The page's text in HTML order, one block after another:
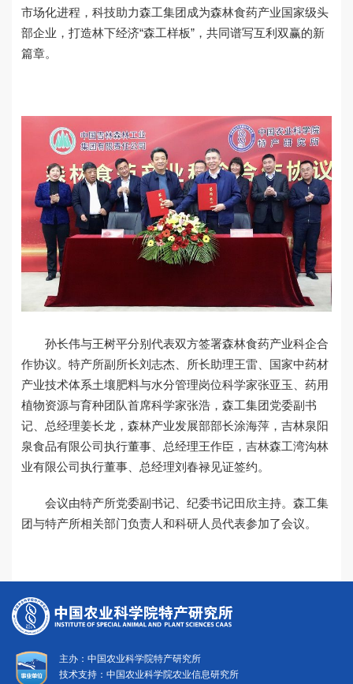
市场化进程，科技助力森工集团成为森林食药产业国家级头
部企业，打造林下经济“森工样板”，共同谱写互利双赢的新
篇章。
孙长伟与王树平分别代表双方签署森林食药产业科企合
作协议。特产所副所长刘志杰、所长助理王雷、国家中药材
产业技术体系土壤肥料与水分管理岗位科学家张亚玉、药用
植物资源与育种团队首席科学家张浩，森工集团党委副书
记、总经理姜长龙，森林产业发展部部长涂海萍，吉林泉阳
泉食品有限公司执行董事、总经理王作臣，吉林森工湾沟林
业有限公司执行董事、总经理刘春禄见证签约。
会议由特产所党委副书记、纪委书记田欣主持。森工集
团与特产所相关部门负责人和科研人员代表参加了会议。
主办：中国农业科学院特产研究所
技术支持：中国农业科学院农业信息研究所